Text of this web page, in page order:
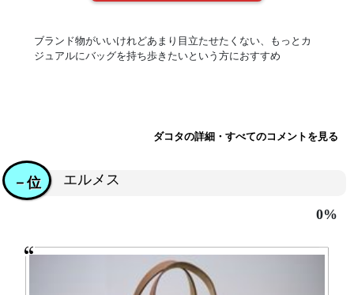
ブランド物がいいけれどあまり目立たせたくない、もっとカ
ジュアルにバッグを持ち歩きたいという方におすすめ
ダコタの詳細・すべてのコメントを見る
エルメス
－位
0%